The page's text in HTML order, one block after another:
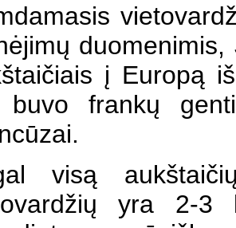
į Europą
buvo frankų
visą
yra 2-3